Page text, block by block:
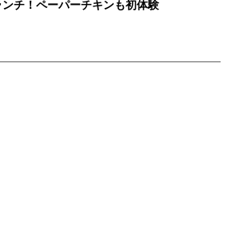
ンチ！ペーパーチキンも初体験